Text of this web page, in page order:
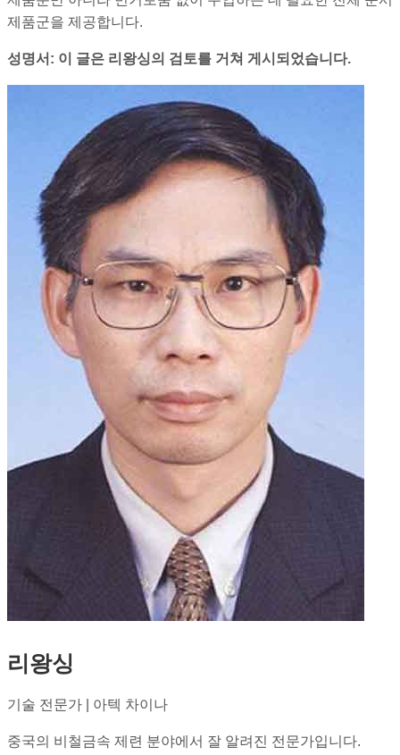
제품군을 제공합니다.
성명서: 이 글은 리왕싱의 검토를 거쳐 게시되었습니다.
리왕싱
기술 전문가 | 아텍 차이나
중국의 비철금속 제련 분야에서 잘 알려진 전문가입니다.